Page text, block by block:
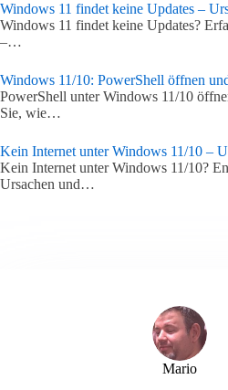
Windows 11 findet keine Updates –
Windows 11 findet keine Updates?
–…
Windows 11/10: PowerShell öffnen
PowerShell unter Windows 11/10
Sie, wie…
Kein Internet unter Windows 11/10 –
Kein Internet unter Windows 11/10?
Ursachen und…
Mario